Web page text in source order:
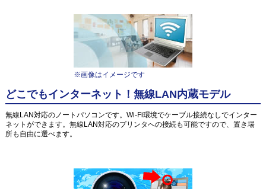
※画像はイメージです
どこでもインターネット！無線LAN内蔵モデル
無線LAN対応のノートパソコンです。Wi-Fi環境でケーブル接続なしでインター
ネットができます。無線LAN対応のプリンタへの接続も可能ですので、置き場
所も自由に選べます。